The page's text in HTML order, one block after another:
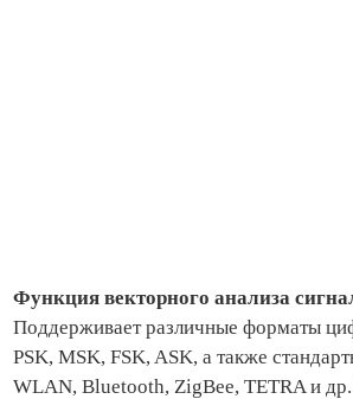
Функция векторного анализа
Поддерживает различные форматы
PSK, MSK, FSK, ASK, а также
WLAN, Bluetooth, ZigBee, TETRA и